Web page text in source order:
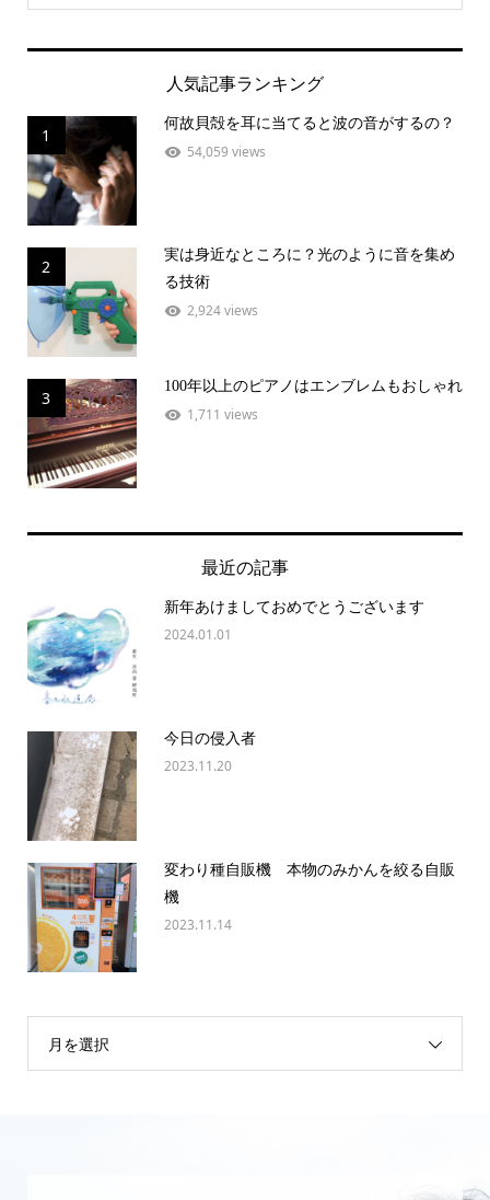
人気記事ランキング
1
何故貝殻を耳に当てると波の音がするの？
54,059 views
2
実は身近なところに？光のように音を集め
る技術
2,924 views
3
100年以上のピアノはエンブレムもおしゃれ
1,711 views
最近の記事
新年あけましておめでとうございます
2024.01.01
今日の侵入者
2023.11.20
変わり種自販機 本物のみかんを絞る自販
機
2023.11.14
月を選択